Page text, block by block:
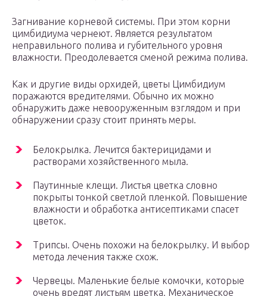
Загнивание корневой системы. При этом корни
цимбидиума чернеют. Является результатом
неправильного полива и губительного уровня
влажности. Преодолевается сменой режима полива.
Как и другие виды орхидей, цветы Цимбидиум
поражаются вредителями. Обычно их можно
обнаружить даже невооруженным взглядом и при
обнаружении сразу стоит принять меры.
Белокрылка. Лечится бактерицидами и
растворами хозяйственного мыла.
Паутинные клещи. Листья цветка словно
покрыты тонкой светлой пленкой. Повышение
влажности и обработка антисептиками спасет
цветок.
Трипсы. Очень похожи на белокрылку. И выбор
метода лечения также схож.
Червецы. Маленькие белые комочки, которые
очень вредят листьям цветка. Механическое